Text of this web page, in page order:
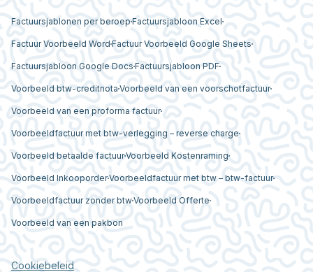
Factuursjablonen per beroep Factuursjabloon Excel
Factuur Voorbeeld Word Factuur Voorbeeld Google Sheets
Factuursjabloon Google Docs Factuursjabloon PDF
Voorbeeld btw-creditnota Voorbeeld van een voorschotfactuur
Voorbeeld van een proforma factuur
Voorbeeldfactuur met btw-verlegging – reverse charge
Voorbeeld betaalde factuurVoorbeeld Kostenraming
Voorbeeld InkooporderVoorbeeldfactuur met btw – btw-factuur
Voorbeeldfactuur zonder btwVoorbeeld Offerte
Voorbeeld van een pakbon
Cookiebeleid